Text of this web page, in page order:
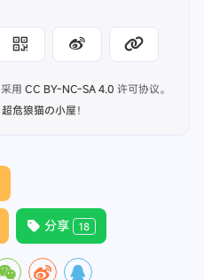
用 CC BY-NC-SA 4.0 许可协议。
超危狼猫の小屋！
分享 18